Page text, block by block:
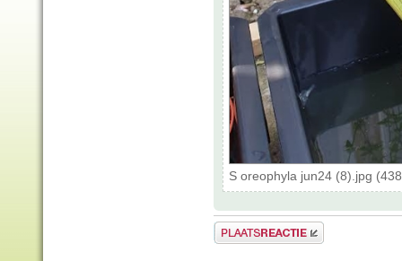
S oreophyla jun24 (8).jpg
Plaats een reactie